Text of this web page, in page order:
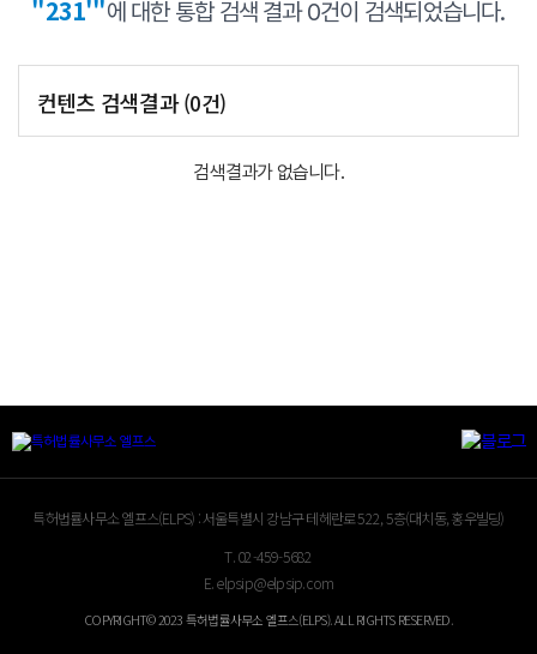
"231'"에 대한 통합 검색 결과0건이 검색되었습니다.
컨텐츠 검색결과(0건)
검색결과가 없습니다.
특허법률사무소 엘프스(ELPS) :서울특별시 강남구 테헤란로 522, 5층(대치동, 홍우빌딩)
T.02-459-5682
E.elpsip@elpsip.com
COPYRIGHT© 2023 특허법률사무소 엘프스(ELPS). ALL RIGHTS RESERVED.